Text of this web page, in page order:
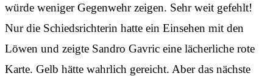
würde weniger Gegenwehr zeigen. Sehr weit gefehlt!
Nur die Schiedsrichterin hatte ein Einsehen mit den
Löwen und zeigte Sandro Gavric eine lächerliche rote
Karte. Gelb hätte wahrlich gereicht. Aber das nächste